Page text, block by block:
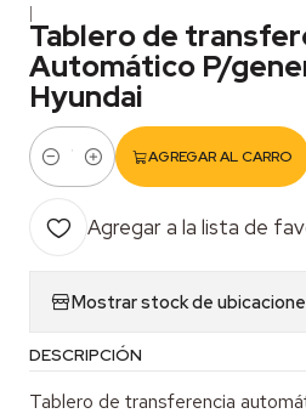
|
Tablero de
Automático P/
Hyundai
Cantidad
AGREGAR AL CARRO
Agregar a la lista de
Mostrar stock de
DESCRIPCIÓN
Tablero de transferencia